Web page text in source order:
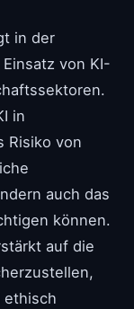
in der
von KI-
in
Risiko von
auch das
können.
auf die
ethisch